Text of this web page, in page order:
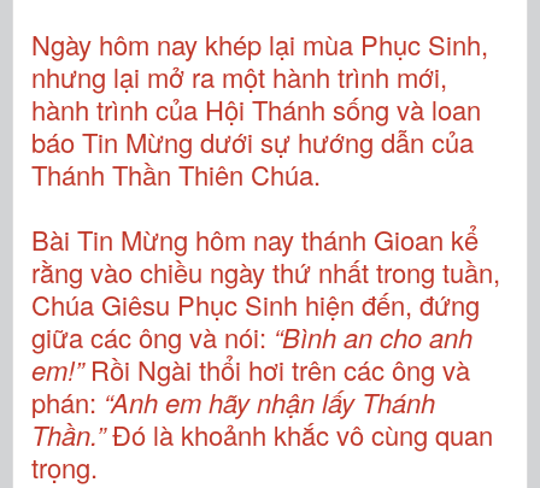
Ngày hôm nay khép lại mùa Phục Sinh,
nhưng lại mở ra một hành trình mới,
hành trình của Hội Thánh sống và loan
báo Tin Mừng dưới sự hướng dẫn của
Thánh Thần Thiên Chúa.
Bài Tin Mừng hôm nay thánh Gioan kể
rằng vào chiều ngày thứ nhất trong tuần,
Chúa Giêsu Phục Sinh hiện đến, đứng
giữa các ông và nói: “Bình an cho anh
em!”Rồi Ngài thổi hơi trên các ông và
phán: “Anh em hãy nhận lấy Thánh
Thần.”Đó là khoảnh khắc vô cùng quan
trọng.